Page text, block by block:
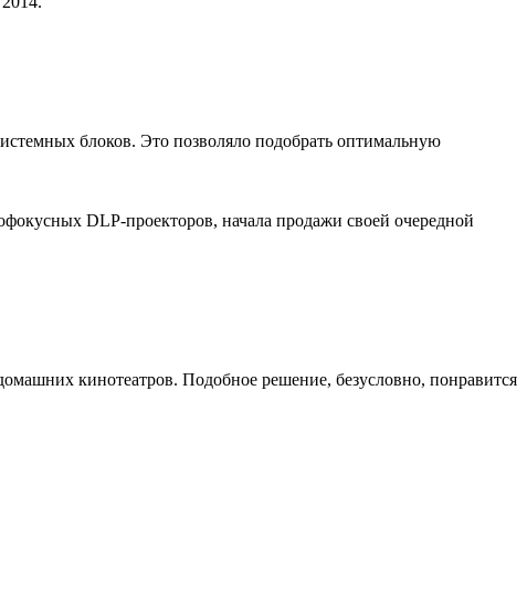
блоков. Это позволяло подобрать оптимальную
DLP-проекторов, начала продажи своей очередной
кинотеатров. Подобное решение, безусловно, понравится